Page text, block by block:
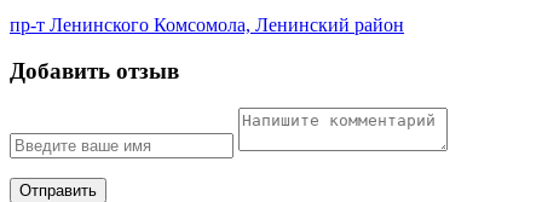
пр-т Ленинского Комсомола, Ленинский район
Добавить отзыв
Отправить